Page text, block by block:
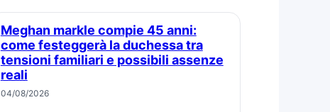
Meghan markle compie 45 anni:
come festeggerà la duchessa tra
tensioni familiari e possibili assenze
reali
04/08/2026